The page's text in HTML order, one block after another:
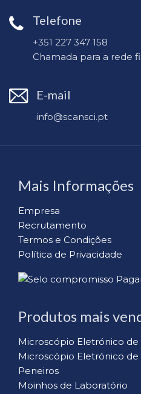
Telefone
+351 227 347 158
Chamada para a rede
E-mail
info@scansci.pt
Mais Informações
Empresa
Recrutamento
Termos e Condições
Política de Privacidade
Produtos mais
Microscópio Eletrónico de
Microscópio Eletrónico
Peneiros
Moinhos de Laboratório